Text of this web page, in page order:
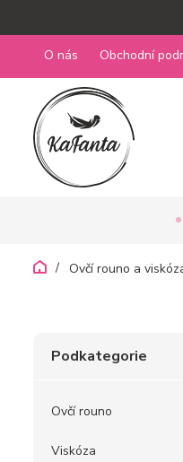
O nás Obchodní
Ovčí rouno a
Podkategorie
Ovčí rouno
Viskóza